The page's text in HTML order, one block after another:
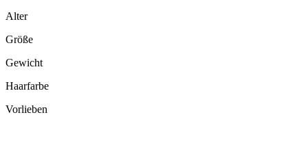
Alter
Größe
Gewicht
Haarfarbe
Vorlieben